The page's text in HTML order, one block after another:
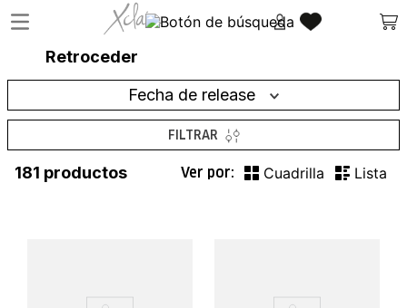
Retroceder
Fecha de release
FILTRAR
181 productos